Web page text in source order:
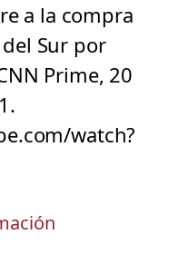
a la compra
Sur por
Prime, 20
watch?